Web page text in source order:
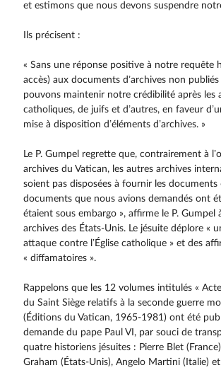
et estimons que nous devons suspendre
Ils précisent :
« Sans une réponse positive à notre requête
accès) aux documents d’archives non
pouvons maintenir notre crédibilité après les
catholiques, de juifs et d’autres, en faveur
mise à disposition d’éléments d’archives. »
Le P. Gumpel regrette que, contrairement à
archives du Vatican, les autres archives
soient pas disposées à fournir les documents
documents que nous avions demandés ont
étaient sous embargo », affirme le P. Gumpel
archives des États-Unis. Le jésuite déplore «
attaque contre l’Église catholique » et des
« diffamatoires ».
Rappelons que les 12 volumes intitulés «
du Saint Siège relatifs à la seconde guerre
(Éditions du Vatican, 1965-1981) ont été
demande du pape Paul VI, par souci de
quatre historiens jésuites : Pierre Blet
Graham (États-Unis), Angelo Martini (Italie)